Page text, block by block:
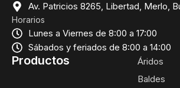
Av. Patricios 8265, Libertad, Merlo,
Horarios
Lunes a Viernes de 8:00 a 17:00
Sábados y feriados de 8:00 a 14:00
Productos
Áridos
Baldes